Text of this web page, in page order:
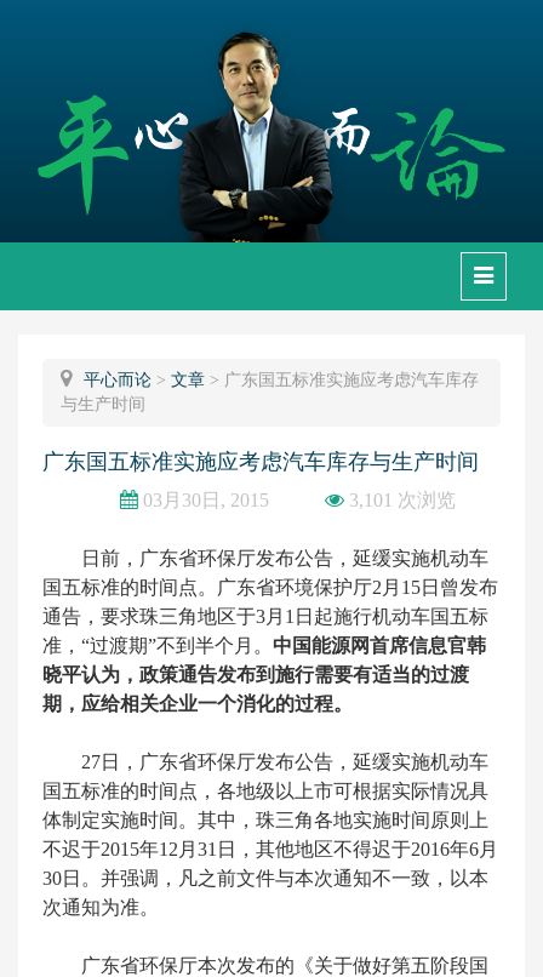
下
拉
平心而论 >文章 > 广东国五标准实施应考虑汽车库存
与生产时间
广东国五标准实施应考虑汽车库存与生产时间
03月30日, 2015 3,101 次浏览
日前，广东省环保厅发布公告，延缓实施机动车
国五标准的时间点。广东省环境保护厅2月15日曾发布
通告，要求珠三角地区于3月1日起施行机动车国五标
准，“过渡期”不到半个月。 中国能源网首席信息官韩
晓平认为，政策通告发布到施行需要有适当的过渡
期，应给相关企业一个消化的过程。
27日，广东省环保厅发布公告，延缓实施机动车
国五标准的时间点，各地级以上市可根据实际情况具
体制定实施时间。其中，珠三角各地实施时间原则上
不迟于2015年12月31日，其他地区不得迟于2016年6月
30日。并强调，凡之前文件与本次通知不一致，以本
次通知为准。
广东省环保厅本次发布的《关于做好第五阶段国